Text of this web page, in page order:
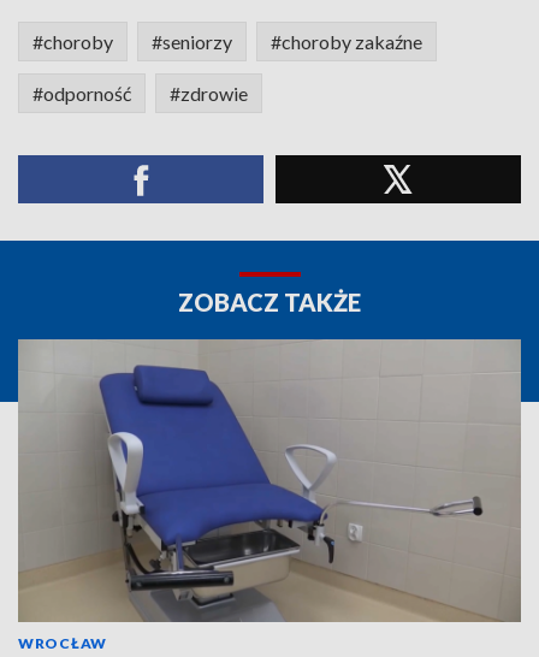
#choroby #seniorzy #choroby zakaźne
#odporność #zdrowie
ZOBACZ TAKŻE
WROCŁAW